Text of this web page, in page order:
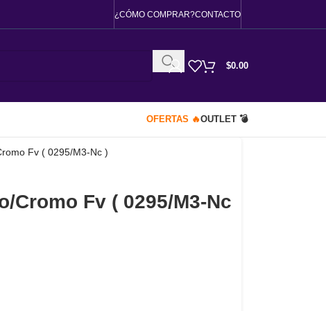
¿CÓMO COMPRAR?CONTACTO
$0.00
OFERTAS 🔥OUTLET 💣
Fv ( 0295/M3-Nc )
Cromo Fv ( 0295/M3-Nc